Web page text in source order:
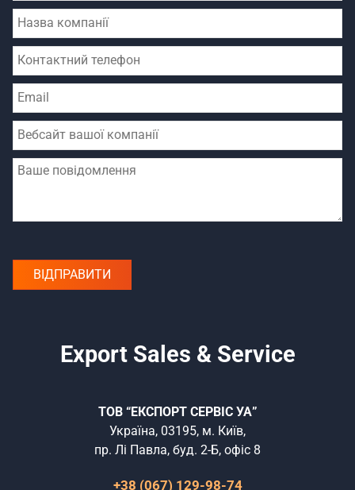
Export Sales & Service
ТОВ “ЕКСПОРТ СЕРВІС УА”
Україна, 03195, м. Київ,
пр. Лі Павла, буд. 2-Б, офіс 8
+38 (067) 129-98-74